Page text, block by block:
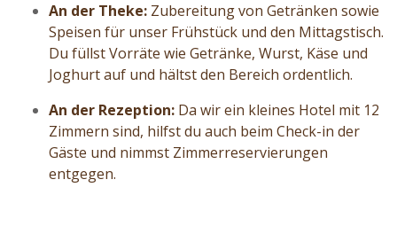
An der Theke: Zubereitung von Getränken sowie
Speisen für unser Frühstück und den Mittagstisch.
Du füllst Vorräte wie Getränke, Wurst, Käse und
Joghurt auf und hältst den Bereich ordentlich.
An der Rezeption: Da wir ein kleines Hotel mit 12
Zimmern sind, hilfst du auch beim Check-in der
Gäste und nimmst Zimmerreservierungen
entgegen.